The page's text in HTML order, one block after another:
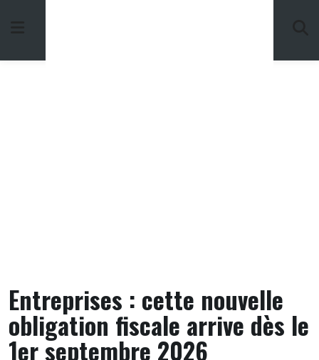
Entreprises : cette nouvelle
obligation fiscale arrive dès le
1er septembre 2026